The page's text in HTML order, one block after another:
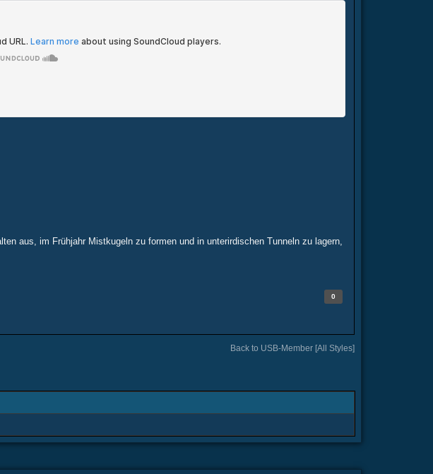
aus, im Frühjahr Mistkugeln zu formen und in unterirdischen Tunneln zu lagern,
0
Back to USB-Member [All Styles]